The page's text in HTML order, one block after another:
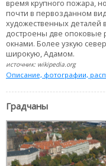
время крупного пожара,
почти в первозданном
художественных деталей
достроены две опоковые
окнами. Более узкую
широкую, Адамом.
источник: wikipedia.org
Описание, фотографии,
Градчаны